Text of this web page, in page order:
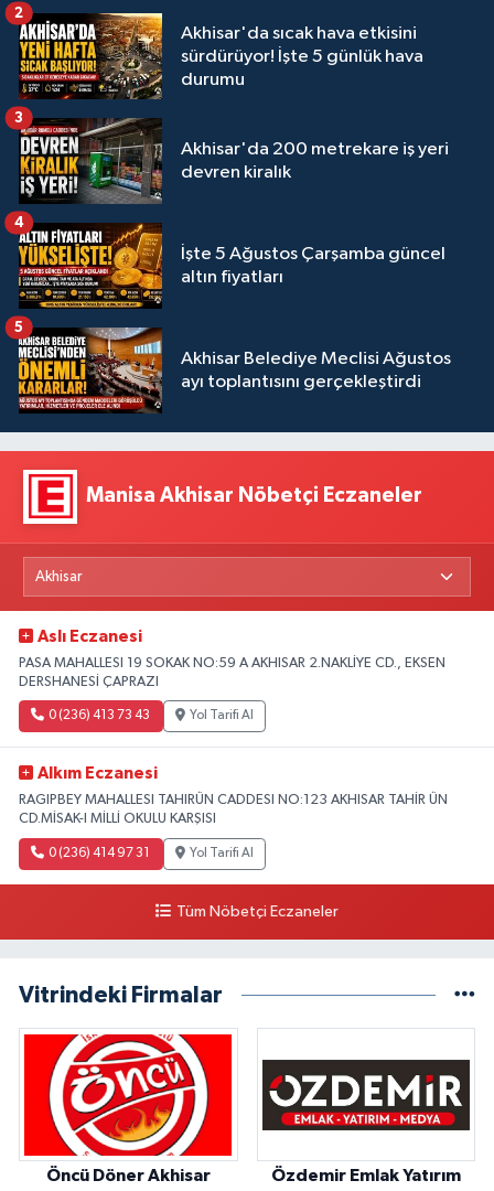
Akhisar'da sıcak hava etkisini
sürdürüyor! İşte 5 günlük hava
durumu
2
Akhisar'da 200 metrekare iş yeri
devren kiralık
3
İşte 5 Ağustos Çarşamba güncel
altın fiyatları
4
Akhisar Belediye Meclisi Ağustos
ayı toplantısını gerçekleştirdi
5
Manisa Akhisar Nöbetçi Eczaneler
Aslı Eczanesi
PASA MAHALLESI 19 SOKAK NO:59 A AKHISAR 2.NAKLİYE CD., EKSEN
DERSHANESİ ÇAPRAZI
0 (236) 413 73 43 Yol Tarifi Al
Alkım Eczanesi
RAGIPBEY MAHALLESI TAHIRÜN CADDESI NO:123 AKHISAR TAHİR ÜN
CD.MİSAK-I MİLLİ OKULU KARŞISI
0 (236) 414 97 31 Yol Tarifi Al
Tüm Nöbetçi Eczaneler
Vitrindeki Firmalar
Öncü Döner Akhisar Özdemir Emlak Yatırım